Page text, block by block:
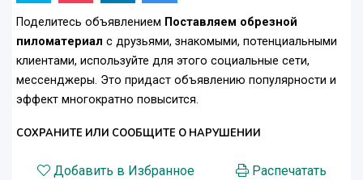
Поделитесь объявлением Поставляем обрезной
пиломатериал с друзьями, знакомыми, потенциальными
клиентами, используйте для этого социальные сети,
мессенджеры. Это придаст объявлению популярности и
эффект многократно повысится.
СОХРАНИТЕ ИЛИ СООБЩИТЕ О НАРУШЕНИИ
Добавить в Избранное
Распечатать